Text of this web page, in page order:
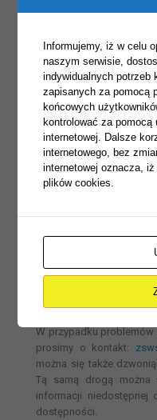
Skróty
Firefox, Chrome,
[CTRL] oraz [+] aby
[CTRL] oraz [-] aby
Opera:
[SHIFT] oraz [+] aby
[-] aby pomniejszyć widok
Informacje
kontaktowe:
W przypadku
prosimy o kontakt:
można się także
Tą samą drogą można
informacji niedostępnej
dostępności.
Informujemy, iż w celu
naszym serwisie,
indywidualnych potrzeb
zapisanych za pomocą
końcowych
kontrolować za pomocą
internetowej. Dalsze
internetowego, bez
internetowej oznacza,
plików cookies.